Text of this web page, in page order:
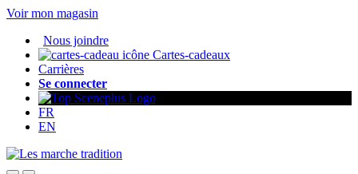
Passer
contenu
Voir mon magasin
Nous joindre
Cartes-cadeaux
Carrières
Se connecter
FR
EN